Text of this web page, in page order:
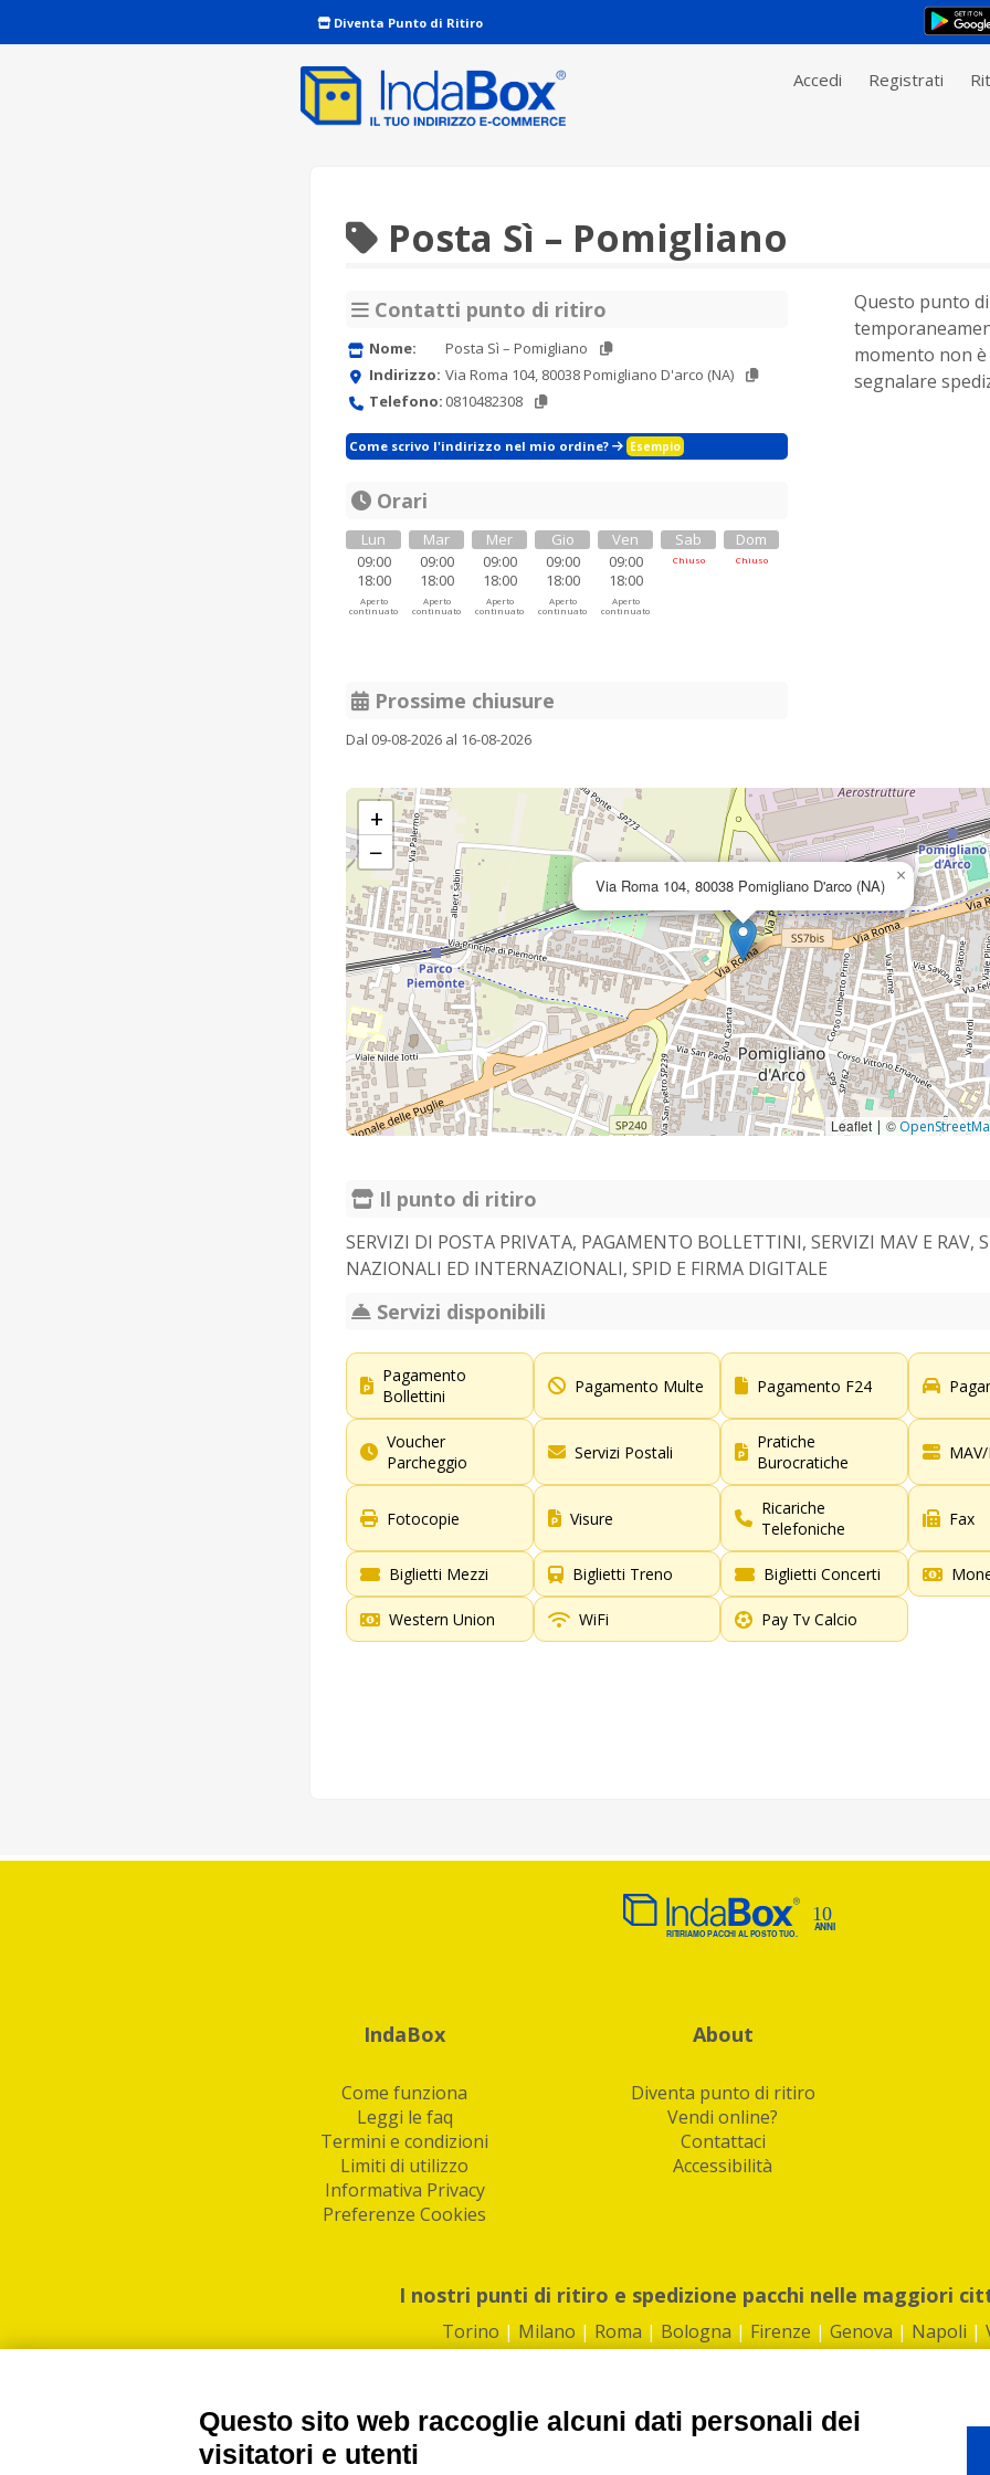
Diventa Punto di Ritiro
Accedi Registrati
Posta Sì – Pomigliano
Contatti punto di ritiro
Nome:
Posta Sì – Pomigliano
Indirizzo: Via Roma 104, 80038 Pomigliano D'arco (NA)
Telefono: 0810482308
Come scrivo l'indirizzo nel mio ordine? Esempio
Orari
Lun
09:00
18:00
Aperto
continuato
Mar
09:00
18:00
Aperto
continuato
Mer
09:00
18:00
Aperto
continuato
Gio
09:00
18:00
Aperto
continuato
Ven
09:00
18:00
Aperto
continuato
Sab
Chiuso
Dom
Chiuso
Prossime chiusure
Dal 09-08-2026 al 16-08-2026
Questo punto
momento non
segnalare
Via Roma 104, 80038 Pomigliano D'arco (NA) ×
+
−
Leaflet | ©
Il punto di ritiro
SERVIZI DI POSTA PRIVATA, PAGAMENTO BOLLETTINI, SERVIZI MAV E RAV,
NAZIONALI ED INTERNAZIONALI, SPID E FIRMA DIGITALE
Servizi disponibili
Pagamento
Bollettini
Pagamento Multe Pagamento F24
Voucher
Parcheggio
Servizi Postali
Pratiche
Burocratiche
MAV/
Fotocopie Visure
Ricariche
Telefoniche
Fax
Biglietti Mezzi Biglietti Treno Biglietti Concerti
Western Union WiFi Pay Tv Calcio
IndaBox
Come funziona
Leggi le faq
Termini e condizioni
Limiti di utilizzo
Informativa Privacy
Preferenze Cookies
About
Diventa punto di ritiro
Vendi online?
Contattaci
Accessibilità
I nostri punti di ritiro e spedizione pacchi nelle maggiori
Torino | Milano | Roma | Bologna | Firenze | Genova | Napoli |
Questo sito web raccoglie alcuni dati personali dei
visitatori e utenti